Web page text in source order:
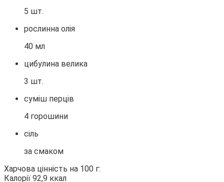
5 шт.
рослинна олія
40 мл
цибулина велика
3 шт.
суміш перців
4 горошини
сіль
за смаком
Харчова цінність на 100 г:
Калорії 92,9 ккал